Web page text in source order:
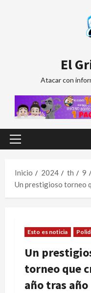
El
Atacar con
Menú
Inicio
2024 th
9
Un prestigioso torneo
Esto es noticia
Un
torneo que
año tras año